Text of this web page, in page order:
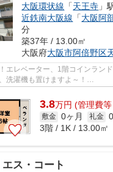
大阪環状線 「天王寺 」
近鉄南大阪線 「大阪阿
分
築37年 / 13.00㎡
大阪府大阪市阿倍野区
レベーター、1階コインランドリ
洗濯機も置けますよ～！
3.8万円 (管理費
敷金 0ヶ月 礼金
3階 / 1K / 13.00㎡
エス・コート